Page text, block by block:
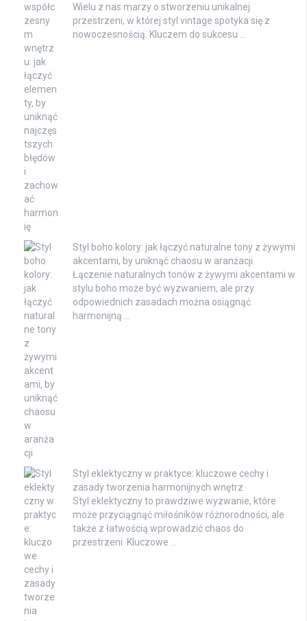
Wielu z nas marzy o stworzeniu unikalnej
przestrzeni, w której styl vintage spotyka się z
nowoczesnością. Kluczem do sukcesu …
Styl boho kolory: jak łączyć naturalne tony z żywymi
akcentami, by uniknąć chaosu w aranżacji
Łączenie naturalnych tonów z żywymi akcentami w
stylu boho może być wyzwaniem, ale przy
odpowiednich zasadach można osiągnąć
harmonijną …
Styl eklektyczny w praktyce: kluczowe cechy i
zasady tworzenia harmonijnych wnętrz
Styl eklektyczny to prawdziwe wyzwanie, które
może przyciągnąć miłośników różnorodności, ale
także z łatwością wprowadzić chaos do
przestrzeni. Kluczowe …